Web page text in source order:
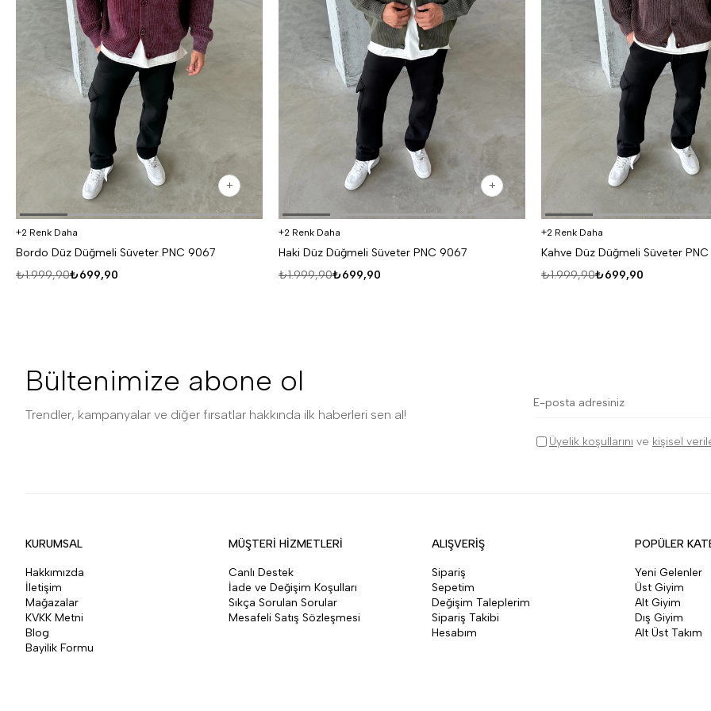
2 Renk Daha
Bordo Düz Düğmeli Süveter PNC 9067
₺699,90
₺1.999,90
2 Renk Daha
Haki Düz Düğmeli Süveter PNC 9067
₺699,90
₺1.999,90
2 Renk Daha
Kahve Düz Düğmeli Süveter
₺699,90
₺1.999,90
Bültenimize abone ol
Trendler, kampanyalar ve diğer fırsatlar hakkında ilk haberleri sen al!
Üyelik koşullarını ve kişisel
KURUMSAL
Hakkımızda
İletişim
Mağazalar
KVKK Metni
Blog
Bayilik Formu
MÜŞTERİ HİZMETLERİ
Canlı Destek
İade ve Değişim Koşulları
Sıkça Sorulan Sorular
Mesafeli Satış Sözleşmesi
ALIŞVERİŞ
Sipariş
Sepetim
Değişim Taleplerim
Sipariş Takibi
Hesabım
POPÜLER
Yeni Gelenler
Üst Giyim
Alt Giyim
Dış Giyim
Alt Üst Takım